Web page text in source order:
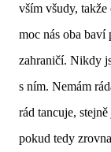
vším všudy, takže
moc nás oba
zahraničí. Nikdy
s ním. Nemám
rád tancuje,
pokud tedy